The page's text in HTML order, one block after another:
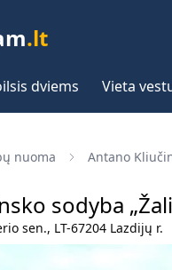
.lt
dviems Vieta
nuoma Antano
sodyba
sen., LT-67204 Lazdijų r.